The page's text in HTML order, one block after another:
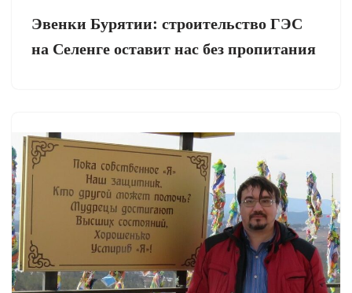
Эвенки Бурятии: строительство ГЭС
на Селенге оставит нас без пропитания